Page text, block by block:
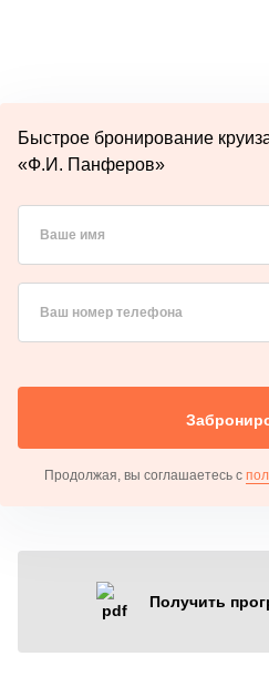
Быстрое бронирование
«Ф.И. Панферов»
Ваше имя
Ваш номер телефона
Продолжая, вы соглашаетесь с
Получить